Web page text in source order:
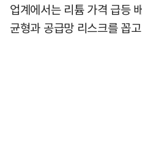
업계에서는 리튬 가격 급등
균형과 공급망 리스크를 꼽